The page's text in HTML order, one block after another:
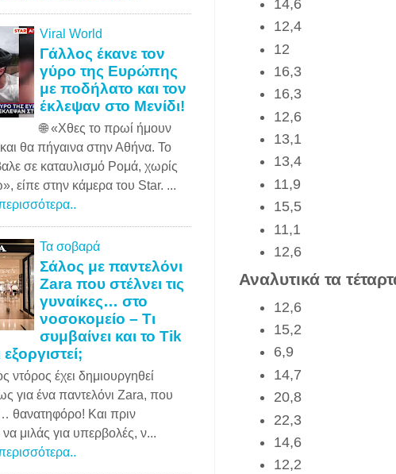
14,6
12,4
12
16,3
16,3
12,6
13,1
13,4
11,9
15,5
11,1
12,6
Αναλυτικά τα
12,6
15,2
6,9
14,7
20,8
22,3
14,6
12,2
Viral World
Γάλλος έκανε τον
γύρο της Ευρώπης
με ποδήλατο και τον
έκλεψαν στο Μενίδι!
🌐 «Xθες το πρωί ήμουν
θα πήγαινα στην Αθήνα. Το
σε καταυλισμό Ρομά, χωρίς
είπε στην κάμερα του Star. ...
Τα σοβαρά
Σάλος με παντελόνι
Zara που στέλνει τις
γυναίκες… στο
νοσοκομείο – Τι
συμβαίνει και το Tik
ντόρος έχει δημιουργηθεί
για ένα παντελόνι Zara, που
θανατηφόρο! Και πριν
να μιλάς για υπερβολές, ν...